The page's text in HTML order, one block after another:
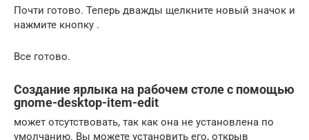
Почти готово. Теперь дважды щелкните новый значок и
нажмите кнопку .
Все готово.
Создание ярлыка на рабочем столе с помощью
gnome-desktop-item-edit
может отсутствовать, так как она не установлена ​​по
умолчанию. Вы можете установить его, открыв